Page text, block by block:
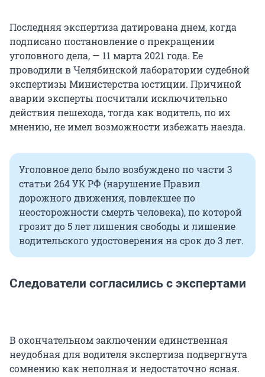
Последняя экспертиза датирована днем, когда
подписано постановление о прекращении
уголовного дела, — 11 марта 2021 года. Ее
проводили в Челябинской лаборатории судебной
экспертизы Министерства юстиции. Причиной
аварии эксперты посчитали исключительно
действия пешехода, тогда как водитель, по их
мнению, не имел возможности избежать наезда.
Уголовное дело было возбуждено по части 3
статьи 264 УК РФ (нарушение Правил
дорожного движения, повлекшее по
неосторожности смерть человека), по которой
грозит до 5 лет лишения свободы и лишение
водительского удостоверения на срок до 3 лет.
Следователи согласились с экспертами
В окончательном заключении единственная
неудобная для водителя экспертиза подвергнута
сомнению как неполная и недостаточно ясная.